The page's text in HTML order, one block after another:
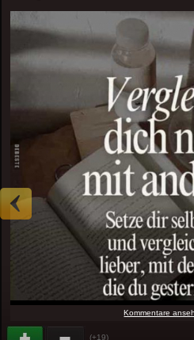
Kommentare
(+19)